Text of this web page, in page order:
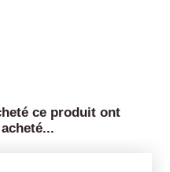
ce produit ont